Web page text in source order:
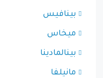
بينافيس
ميخاس
بينالمادينا
مانيلفا